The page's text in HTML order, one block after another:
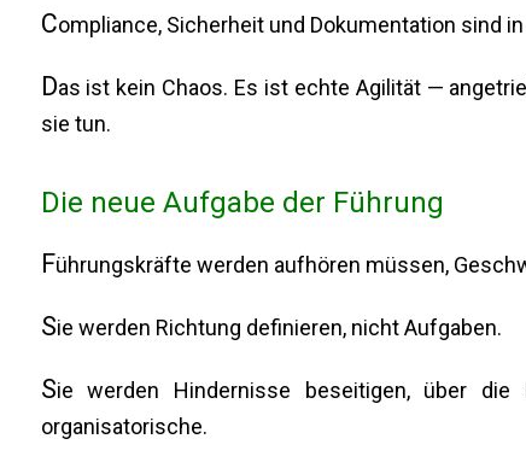
Compliance, Sicherheit und Dokumentation sind
Das ist kein Chaos. Es ist echte Agilität —
sie tun.
Die neue Aufgabe der Führung
Führungskräfte werden aufhören müssen,
Sie werden Richtung definieren, nicht Aufgaben.
Sie werden Hindernisse beseitigen, über
organisatorische.